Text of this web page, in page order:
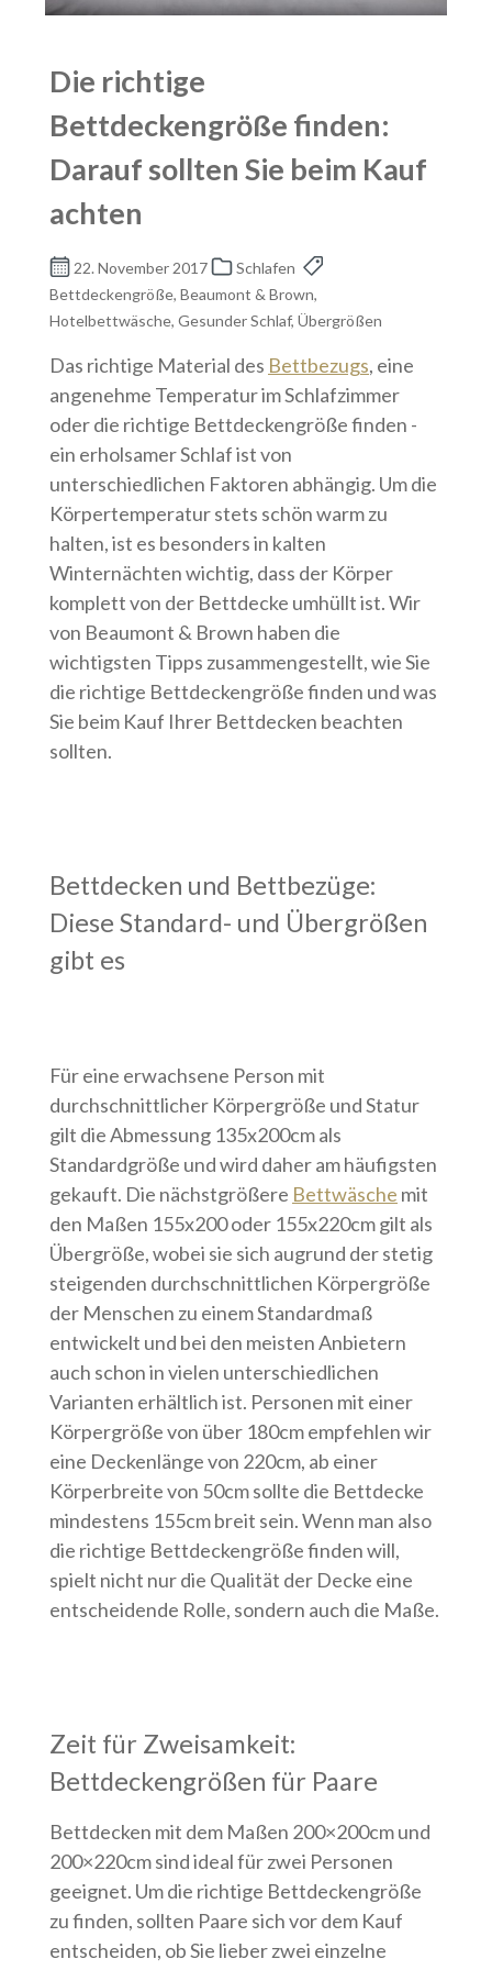
Die richtige
Bettdeckengröße finden:
Darauf sollten Sie beim Kauf
achten
22. November 2017
Schlafen
Bettdeckengröße, Beaumont & Brown,
Hotelbettwäsche, Gesunder Schlaf, Übergrößen
Das richtige Material des Bettbezugs, eine
angenehme Temperatur im Schlafzimmer
oder die richtige Bettdeckengröße finden -
ein erholsamer Schlaf ist von
unterschiedlichen Faktoren abhängig. Um die
Körpertemperatur stets schön warm zu
halten, ist es besonders in kalten
Winternächten wichtig, dass der Körper
komplett von der Bettdecke umhüllt ist. Wir
von Beaumont & Brown haben die
wichtigsten Tipps zusammengestellt, wie Sie
die richtige Bettdeckengröße finden und was
Sie beim Kauf Ihrer Bettdecken beachten
sollten.
Bettdecken und Bettbezüge:
Diese Standard- und Übergrößen
gibt es
Für eine erwachsene Person mit
durchschnittlicher Körpergröße und Statur
gilt die Abmessung 135x200cm als
Standardgröße und wird daher am häufigsten
gekauft. Die nächstgrößere Bettwäsche mit
den Maßen 155x200 oder 155x220cm gilt als
Übergröße, wobei sie sich augrund der stetig
steigenden durchschnittlichen Körpergröße
der Menschen zu einem Standardmaß
entwickelt und bei den meisten Anbietern
auch schon in vielen unterschiedlichen
Varianten erhältlich ist. Personen mit einer
Körpergröße von über 180cm empfehlen wir
eine Deckenlänge von 220cm, ab einer
Körperbreite von 50cm sollte die Bettdecke
mindestens 155cm breit sein. Wenn man also
die richtige Bettdeckengröße finden will,
spielt nicht nur die Qualität der Decke eine
entscheidende Rolle, sondern auch die Maße.
Zeit für Zweisamkeit:
Bettdeckengrößen für Paare
Bettdecken mit dem Maßen 200×200cm und
200×220cm sind ideal für zwei Personen
geeignet. Um die richtige Bettdeckengröße
zu finden, sollten Paare sich vor dem Kauf
entscheiden, ob Sie lieber zwei einzelne